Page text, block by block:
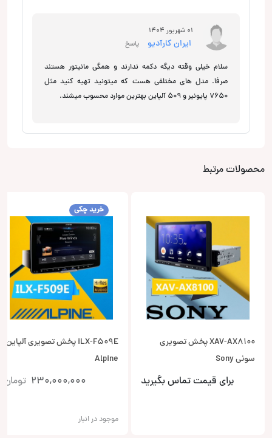
01 شهریور 1404
ایران کارآدیو پاسخ
سلام خیلی وقته دیگه دکمه ندارند و همگی مانیتور هستند
صرفا. مدل های مختلفی هست که میتونید تهیه کنید مثل
7650 پایونیر و 509 آلپاین بهترین موارد محسوب میشند.
محصولات مرتبط
XAV-AX8100 پخش تصویری
سونی Sony
برای قیمت تماس بگیرید
خرید چکی
iLX-F509E پخش تصویری آلپاین
Alpine
230,000,000 تومان
موجود در انبار